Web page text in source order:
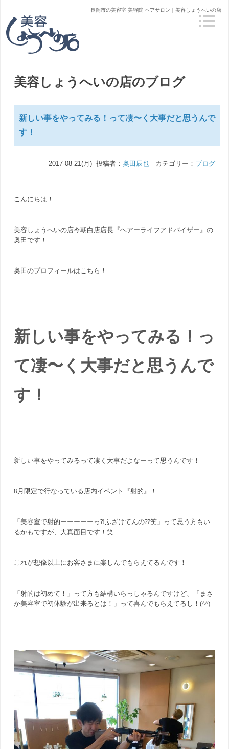
長岡市の美容室 美容院 ヘアサロン｜美容しょうへいの店
美容しょうへいの店のブログ
新しい事をやってみる！って凄〜く大事だと思うんで
す！
2017-08-21(月) 投稿者： 奥田辰也カテゴリー： ブログ
こんにちは！
美容しょうへいの店今朝白店店長『ヘアーライフアドバイザー』の
奥田です！
奥田のプロフィールはこちら！
新しい事をやってみる！っ
て凄〜く大事だと思うんで
す！
新しい事をやってみるって凄く大事だよなーって思うんです！
8月限定で行なっている店内イベント『射的』！
「美容室で射的ーーーーーっ⁈ふざけてんの⁇笑」って思う方もい
るかもですが、大真面目です！笑
これが想像以上にお客さまに楽しんでもらえてるんです！
「射的は初めて！」って方も結構いらっしゃるんですけど、「まさ
か美容室で初体験が出来るとは！」って喜んでもらえてるし！(^^)